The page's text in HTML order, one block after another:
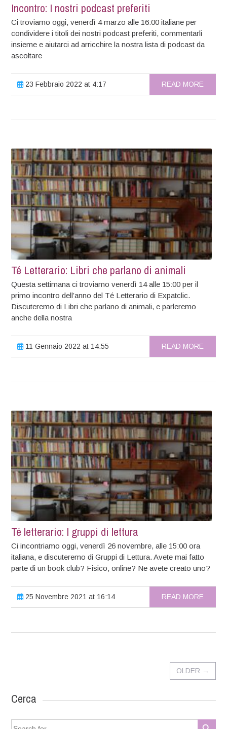
Incontro: I nostri podcast preferiti
Ci troviamo oggi, venerdì 4 marzo alle 16:00 italiane per
condividere i titoli dei nostri podcast preferiti, commentarli
insieme e aiutarci ad arricchire la nostra lista di podcast da
ascoltare
23 Febbraio 2022 at 4:17 READ MORE
Té Letterario: Libri che parlano di animali
Questa settimana ci troviamo venerdì 14 alle 15:00 per il
primo incontro dell’anno del Té Letterario di Expatclic.
Discuteremo di Libri che parlano di animali, e parleremo
anche della nostra
11 Gennaio 2022 at 14:55 READ MORE
Té letterario: I gruppi di lettura
Ci incontriamo oggi, venerdì 26 novembre, alle 15:00 ora
italiana, e discuteremo di Gruppi di Lettura. Avete mai fatto
parte di un book club? Fisico, online? Ne avete creato uno?
25 Novembre 2021 at 16:14 READ MORE
OLDER →
Cerca
Search
Search Button